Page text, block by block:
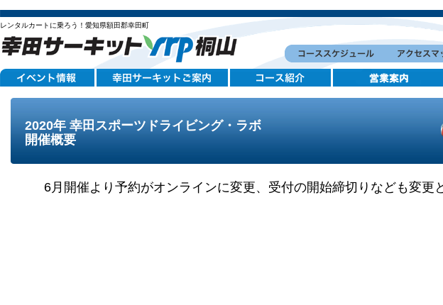
レンタルカートに乗ろう！愛知県額田郡幸田町
2020年 幸田スポーツドライビング・ラボ
開催概要
6月開催より予約がオンラインに変更、受付の開始締切りなども変更